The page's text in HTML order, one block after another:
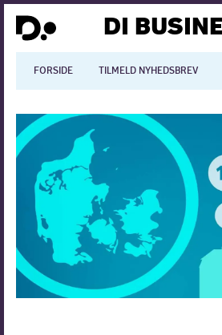
DI
FORSIDE TILMELD NYHEDSBREV
Dansk økonomi
Digitalisering
International økonomi
Arbejdsmiljø
Arbejdsmarkedet